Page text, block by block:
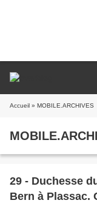
Accueil » MOBILE.ARCHIVES
29 - Duchesse
Bern à Plassac.